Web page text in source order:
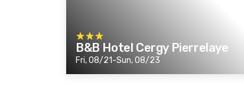
B&B Hotel Cergy Pierrelaye
Fri, 08/21-Sun, 08/23